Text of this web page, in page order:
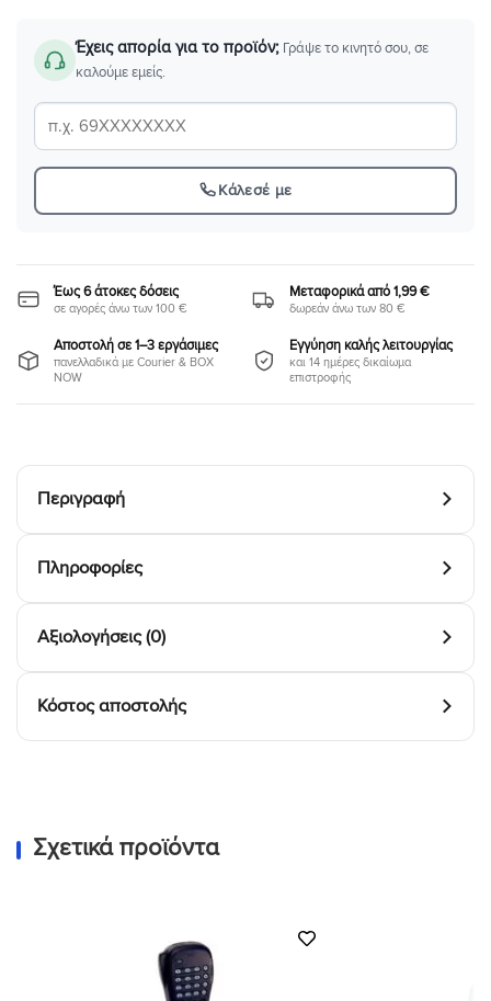
Έχεις απορία για το προϊόν; Γράψε το κινητό σου, σε
καλούμε εμείς.
Κάλεσέ με
Έως 6 άτοκες δόσεις
σε αγορές άνω των 100 €
Μεταφορικά από 1,99 €
δωρεάν άνω των 80 €
Αποστολή σε 1–3 εργάσιμες
πανελλαδικά με Courier & BOX
NOW
Εγγύηση καλής λειτουργίας
και 14 ημέρες δικαίωμα
επιστροφής
Περιγραφή
Πληροφορίες
Αξιολογήσεις (0)
Κόστος αποστολής
Σχετικά προϊόντα